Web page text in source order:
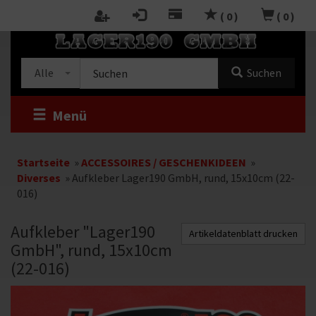
( 0 ) ( 0 )
Alle
Shop
Suchen
Menü
Startseite » ACCESSOIRES / GESCHENKIDEEN »
Diverses » Aufkleber Lager190 GmbH, rund, 15x10cm (22-
016)
Artikeldatenblatt drucken
Aufkleber "Lager190
GmbH", rund, 15x10cm
(22-016)